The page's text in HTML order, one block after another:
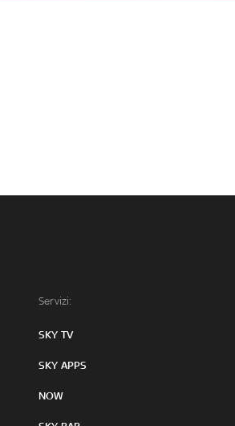
Servizi:
SKY TV
SKY APPS
NOW